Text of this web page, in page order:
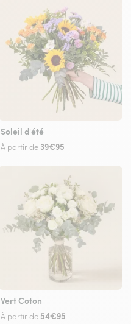
Soleil d'été
À partir de 39€95
Vert Coton
À partir de 54€95